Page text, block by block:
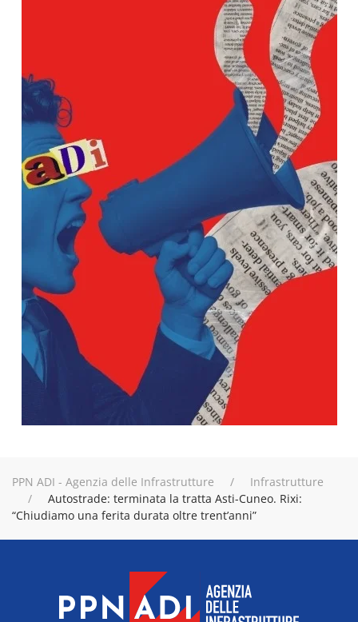
PPN ADI - Agenzia delle Infrastrutture
Infrastrutture
Autostrade: terminata la tratta Asti-Cuneo. Rixi:
“Chiudiamo una ferita durata oltre trent’anni”